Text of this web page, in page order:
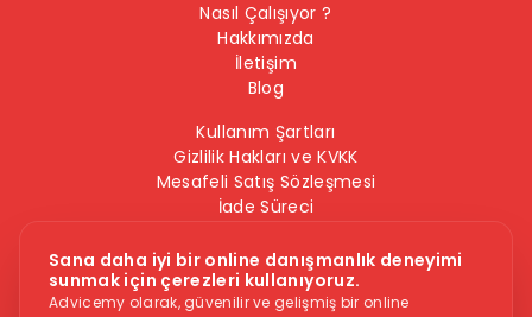
Sana daha iyi bir online danışmanlık deneyimi
sunmak için çerezleri kullanıyoruz.
Advicemy olarak, güvenilir ve gelişmiş bir online
Nasıl Çalışıyor ?
Hakkımızda
İletişim
Blog
Kullanım Şartları
Gizlilik Hakları ve KVKK
Mesafeli Satış Sözleşmesi
İade Süreci
Bilgi Güvenliği Politikası
Bizi Takip Edin